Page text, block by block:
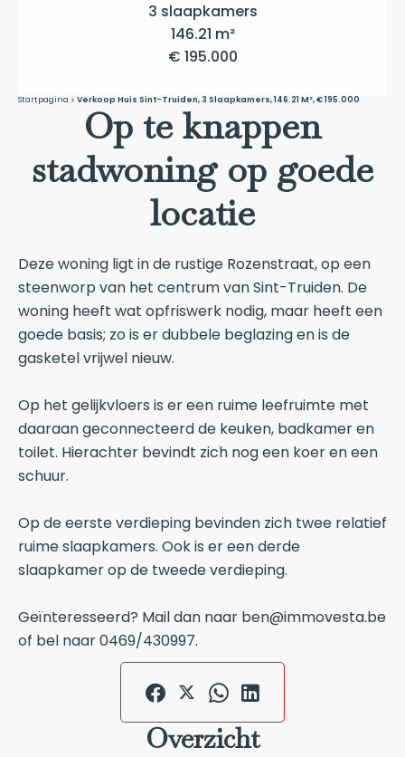
3 slaapkamers
146.21 m²
€ 195.000
Startpagina Verkoop Huis Sint-Truiden, 3 Slaapkamers, 146.21 M², € 195.000
Op te knappen
stadwoning op goede
locatie
Deze woning ligt in de rustige Rozenstraat, op een
steenworp van het centrum van Sint-Truiden. De
woning heeft wat opfriswerk nodig, maar heeft een
goede basis; zo is er dubbele beglazing en is de
gasketel vrijwel nieuw.
Op het gelijkvloers is er een ruime leefruimte met
daaraan geconnecteerd de keuken, badkamer en
toilet. Hierachter bevindt zich nog een koer en een
schuur.
Op de eerste verdieping bevinden zich twee relatief
ruime slaapkamers. Ook is er een derde
slaapkamer op de tweede verdieping.
Geïnteresseerd? Mail dan naar ben@immovesta.be
of bel naar 0469/430997.
Overzicht